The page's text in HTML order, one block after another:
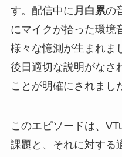
す。配信中に月白累の
にマイクが拾った環境
様々な憶測が生まれま
後日適切な説明がなさ
ことが明確にされまし
このエピソードは、
課題と、それに対する